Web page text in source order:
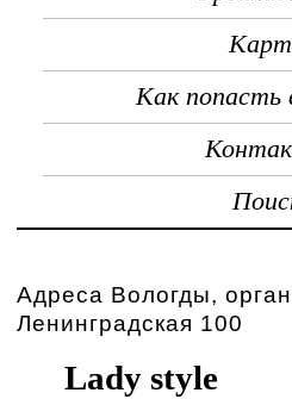
Как попасть
Адреса Вологды,
Ленинградская 100
Lady style